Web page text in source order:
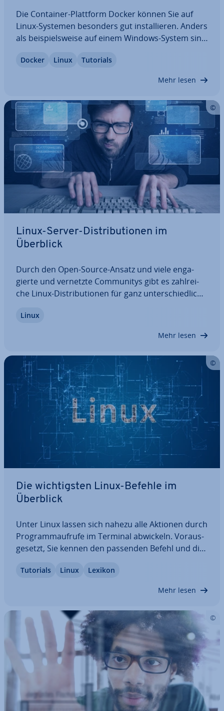
Die Container-Plattform Docker können Sie auf
Linux-Systemen besonders gut in­stal­lie­ren. Anders
als bei­spiels­wei­se auf einem Windows-System sind
Desktop an­ge­wie­sen. Welche An­for­de­run­gen stellt
Docker Linux Tutorials
Mehr lesen
Linux-Server-Dis­tri­bu­tio­nen im
Überblick
Durch den Open-Source-Ansatz und viele en­ga­
gier­te und vernetzte Com­mu­ni­tys gibt es zahl­rei­
che Linux-Dis­tri­bu­tio­nen für ganz un­ter­schied­li­che
Ihnen die besten Anbieter vor, erläutern deren
Linux
Mehr lesen
Die wich­tigs­ten Linux-Befehle im
Überblick
Unter Linux lassen sich nahezu alle Aktionen durch
Pro­gramm­auf­ru­fe im Terminal abwickeln. Vor­aus­
ge­setzt, Sie kennen den passenden Befehl und die
Einstig in die Arbeit mit dem Terminal er­leich­tern.
Tutorials Linux Lexikon
Mehr lesen